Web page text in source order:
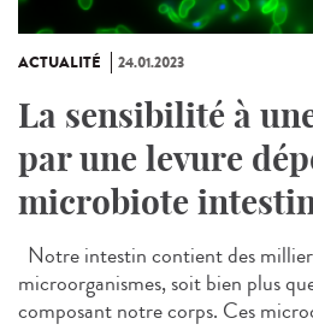
ACTUALITÉ 24.01.2023
La sensibilité à
par une levure
microbiote
Notre intestin contient des
microorganismes, soit bien plus
composant notre corps. Ces